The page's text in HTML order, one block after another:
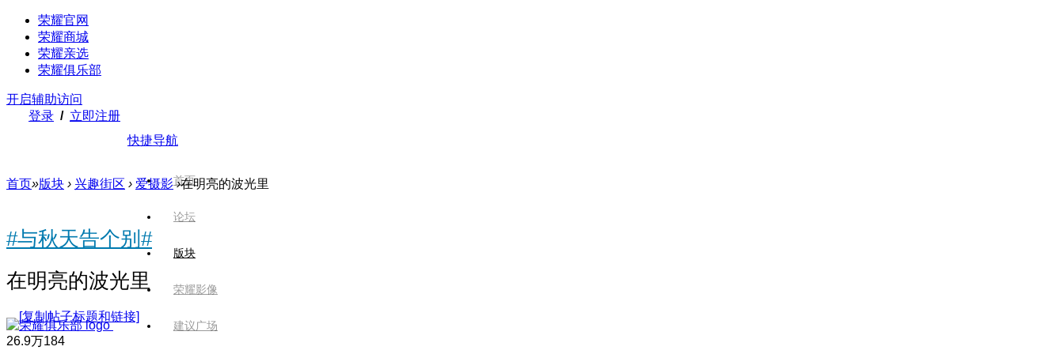
荣耀官网
荣耀商城
荣耀亲选
荣耀俱乐部
开启辅助访问
登录 / 立即注册
快捷导航
首页
论坛
版块
荣耀影像
建议广场
首页»版块 › 兴趣街区 › 爱摄影 ›在明亮的波光里
#与秋天告个别#
在明亮的波光里
[复制帖子标题和链接]
26.9万184